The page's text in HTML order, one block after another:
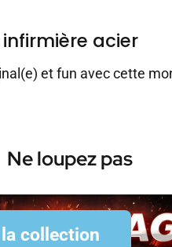
acier
et fun avec cette
Ne loupez pas
collection